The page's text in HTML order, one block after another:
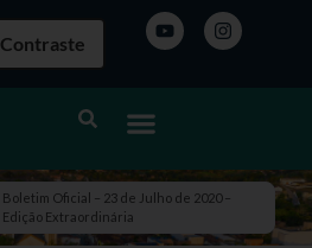
Contraste
Boletim Oficial – 23 de Julho de 2020 –
Edição Extraordinária